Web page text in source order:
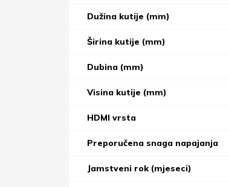
Dužina kutije (mm)
Širina kutije (mm)
Dubina (mm)
Visina kutije (mm)
HDMI vrsta
Preporučena snaga napajanja
Jamstveni rok (mjeseci)